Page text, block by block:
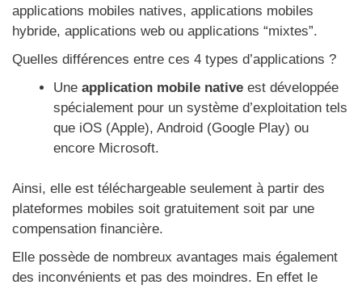
applications mobiles natives, applications mobiles
hybride, applications web ou applications “mixtes”.
Quelles différences entre ces 4 types d’applications ?
Une application mobile native est développée
spécialement pour un système d’exploitation tels
que iOS (Apple), Android (Google Play) ou
encore Microsoft.
Ainsi, elle est téléchargeable seulement à partir des
plateformes mobiles soit gratuitement soit par une
compensation financière.
Elle possède de nombreux avantages mais également
des inconvénients et pas des moindres. En effet le